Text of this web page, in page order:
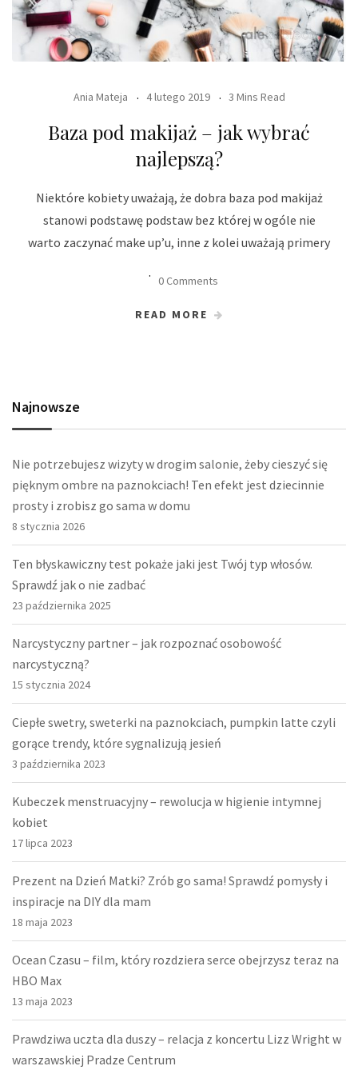
Ania Mateja 4 lutego 2019 3 Mins Read
Baza pod makijaż – jak wybrać
najlepszą?
Niektóre kobiety uważają, że dobra baza pod makijaż
stanowi podstawę podstaw bez której w ogóle nie
warto zaczynać make up’u, inne z kolei uważają primery
0 Comments
READ MORE
Najnowsze
Nie potrzebujesz wizyty w drogim salonie, żeby cieszyć się
pięknym ombre na paznokciach! Ten efekt jest dziecinnie
prosty i zrobisz go sama w domu
8 stycznia 2026
Ten błyskawiczny test pokaże jaki jest Twój typ włosów.
Sprawdź jak o nie zadbać
23 października 2025
Narcystyczny partner – jak rozpoznać osobowość
narcystyczną?
15 stycznia 2024
Ciepłe swetry, sweterki na paznokciach, pumpkin latte czyli
gorące trendy, które sygnalizują jesień
3 października 2023
Kubeczek menstruacyjny – rewolucja w higienie intymnej
kobiet
17 lipca 2023
Prezent na Dzień Matki? Zrób go sama! Sprawdź pomysły i
inspiracje na DIY dla mam
18 maja 2023
Ocean Czasu – film, który rozdziera serce obejrzysz teraz na
HBO Max
13 maja 2023
Prawdziwa uczta dla duszy – relacja z koncertu Lizz Wright w
warszawskiej Pradze Centrum